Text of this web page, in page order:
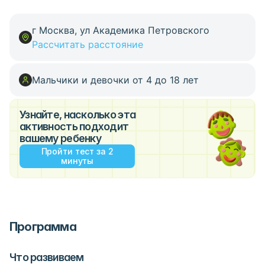
г Москва, ул Академика Петровского
Рассчитать расстояние
Мальчики и девочки от 4 до 18 лет
Узнайте, насколько эта
активность подходит
вашему ребенку
Пройти тест за 2
минуты
Программа
Что развиваем